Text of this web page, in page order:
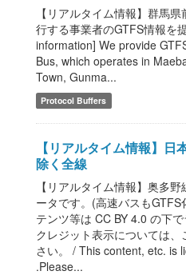
【リアルタイム情報】群馬
行する事業者のGTFS情報を
information] We provide
Bus, which operates in
Town, Gunma...
Protocol Buffers
【リアルタイム情報】
除く全線
【リアルタイム情報】奥多
ータです。(高速バスも
テンツ等は CC BY 4.0 の下
クレジット表示については
さい。 / This content, etc. is
.Please...